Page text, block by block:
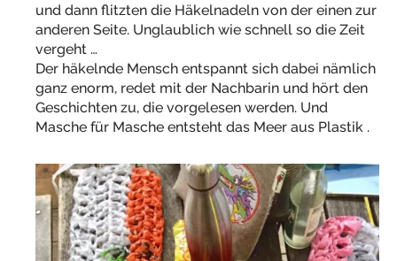
und dann flitzten die Häkelnadeln von der einen zur
anderen Seite. Unglaublich wie schnell so die Zeit
vergeht …
Der häkelnde Mensch entspannt sich dabei nämlich
ganz enorm, redet mit der Nachbarin und hört den
Geschichten zu, die vorgelesen werden. Und
Masche für Masche entsteht das Meer aus Plastik .